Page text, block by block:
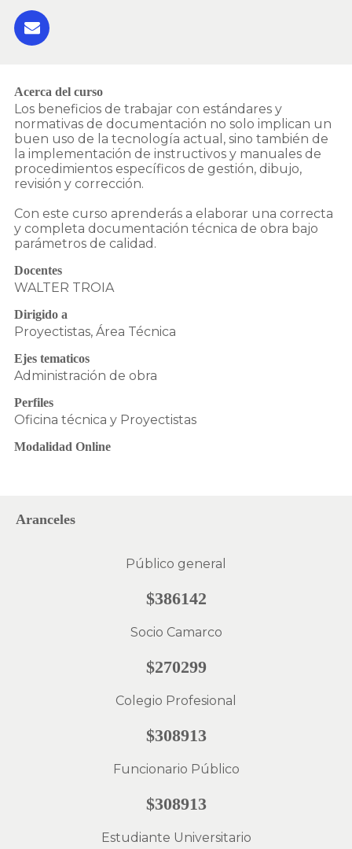
Acerca del curso
Los beneficios de trabajar con estándares y
normativas de documentación no solo implican un
buen uso de la tecnología actual, sino también de
la implementación de instructivos y manuales de
procedimientos específicos de gestión, dibujo,
revisión y corrección.
Con este curso aprenderás a elaborar una correcta
y completa documentación técnica de obra bajo
parámetros de calidad.
Docentes
WALTER TROIA
Dirigido a
Proyectistas, Área Técnica
Ejes tematicos
Administración de obra
Perfiles
Oficina técnica y Proyectistas
Modalidad Online
Aranceles
Público general
$386142
Socio Camarco
$270299
Colegio Profesional
$308913
Funcionario Público
$308913
Estudiante Universitario